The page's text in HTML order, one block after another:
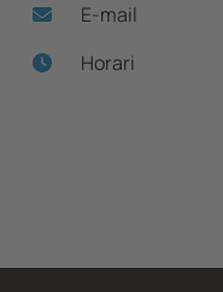
E-mail
Horari